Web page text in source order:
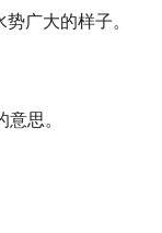
广大的样子。
思。